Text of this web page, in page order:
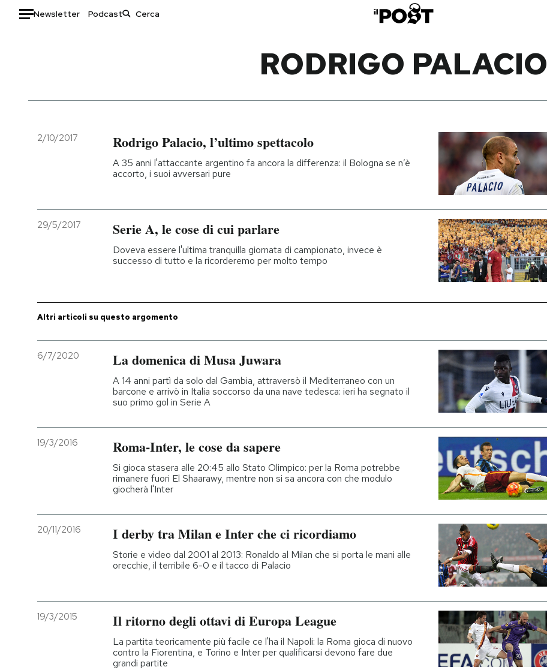
Newsletter Podcast
Italia
Politica
Economia
Moda
Storie/Idee
Ok Boomer!
Mondiali calcio 2026
CALENDARIO
AREA PERSONALE
Entra
RODRIGO PALACIO
2/10/2017 Rodrigo Palacio, l’ultimo spettacolo
A 35 anni l'attaccante argentino fa ancora la differenza: il Bologna se n’è
accorto, i suoi avversari pure
29/5/2017 Serie A, le cose di cui parlare
Doveva essere l'ultima tranquilla giornata di campionato, invece è
successo di tutto e la ricorderemo per molto tempo
Altri articoli su questo argomento
6/7/2020 La domenica di Musa Juwara
A 14 anni partì da solo dal Gambia, attraversò il Mediterraneo con un
barcone e arrivò in Italia soccorso da una nave tedesca: ieri ha segnato il
suo primo gol in Serie A
19/3/2016 Roma-Inter, le cose da sapere
Si gioca stasera alle 20:45 allo Stato Olimpico: per la Roma potrebbe
rimanere fuori El Shaarawy, mentre non si sa ancora con che modulo
giocherà l'Inter
20/11/2016 I derby tra Milan e Inter che ci ricordiamo
Storie e video dal 2001 al 2013: Ronaldo al Milan che si porta le mani alle
orecchie, il terribile 6-0 e il tacco di Palacio
19/3/2015 Il ritorno degli ottavi di Europa League
La partita teoricamente più facile ce l'ha il Napoli: la Roma gioca di nuovo
contro la Fiorentina, e Torino e Inter per qualificarsi devono fare due
grandi partite